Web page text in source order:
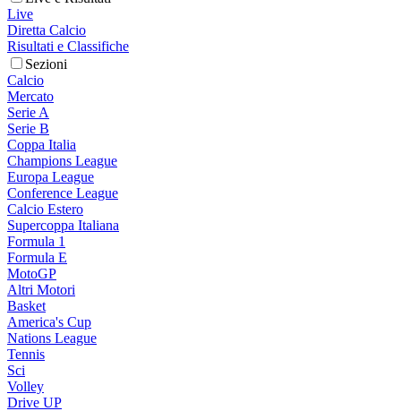
Live
Diretta Calcio
Risultati e Classifiche
Sezioni
Calcio
Mercato
Serie A
Serie B
Coppa Italia
Champions League
Europa League
Conference League
Calcio Estero
Supercoppa Italiana
Formula 1
Formula E
MotoGP
Altri Motori
Basket
America's Cup
Nations League
Tennis
Sci
Volley
Drive UP